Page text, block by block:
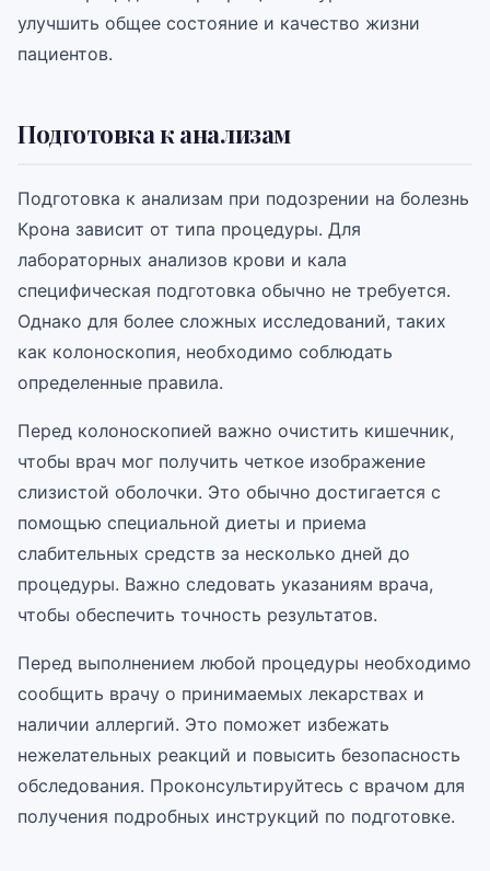
улучшить общее состояние и качество жизни
пациентов.
Подготовка к анализам
Подготовка к анализам при подозрении на болезнь
Крона зависит от типа процедуры. Для
лабораторных анализов крови и кала
специфическая подготовка обычно не требуется.
Однако для более сложных исследований, таких
как колоноскопия, необходимо соблюдать
определенные правила.
Перед колоноскопией важно очистить кишечник,
чтобы врач мог получить четкое изображение
слизистой оболочки. Это обычно достигается с
помощью специальной диеты и приема
слабительных средств за несколько дней до
процедуры. Важно следовать указаниям врача,
чтобы обеспечить точность результатов.
Перед выполнением любой процедуры необходимо
сообщить врачу о принимаемых лекарствах и
наличии аллергий. Это поможет избежать
нежелательных реакций и повысить безопасность
обследования. Проконсультируйтесь с врачом для
получения подробных инструкций по подготовке.